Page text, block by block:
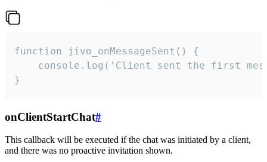
function jivo_onMessageSent() {
console.log('Client sent the first
}
onClientStartChat#
This callback will be executed if the chat was initiated by a client,
and there was no proactive invitation shown.